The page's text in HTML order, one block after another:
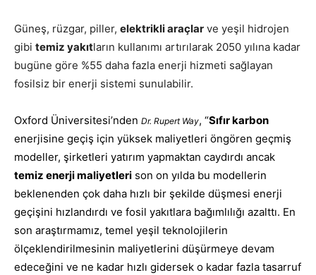
Güneş, rüzgar, piller, elektrikli araçlar ve yeşil hidrojen
gibi temiz yakıtların kullanımı artırılarak 2050 yılına kadar
bugüne göre %55 daha fazla enerji hizmeti sağlayan
fosilsiz bir enerji sistemi sunulabilir.
Oxford Üniversitesi’nden Dr. Rupert Way, “Sıfır karbon
enerjisine geçiş için yüksek maliyetleri öngören geçmiş
modeller, şirketleri yatırım yapmaktan caydırdı ancak
temiz enerji maliyetleri son on yılda bu modellerin
beklenenden çok daha hızlı bir şekilde düşmesi enerji
geçişini hızlandırdı ve fosil yakıtlara bağımlılığı azalttı. En
son araştırmamız, temel yeşil teknolojilerin
ölçeklendirilmesinin maliyetlerini düşürmeye devam
edeceğini ve ne kadar hızlı gidersek o kadar fazla tasarruf